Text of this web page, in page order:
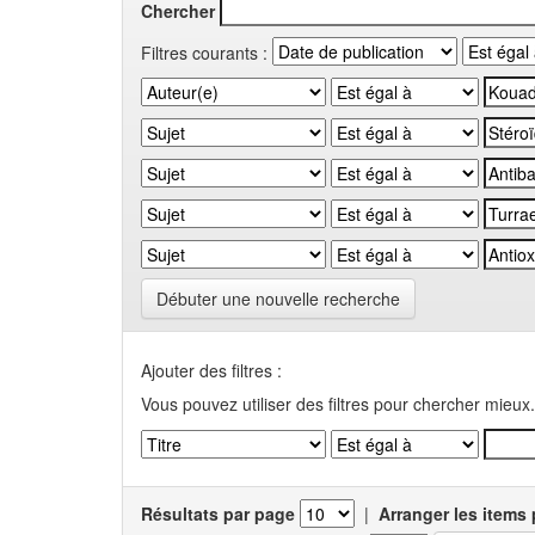
Chercher
Filtres courants :
Débuter une nouvelle recherche
Ajouter des filtres :
Vous pouvez utiliser des filtres pour chercher mieux.
Résultats par page | Arranger les items